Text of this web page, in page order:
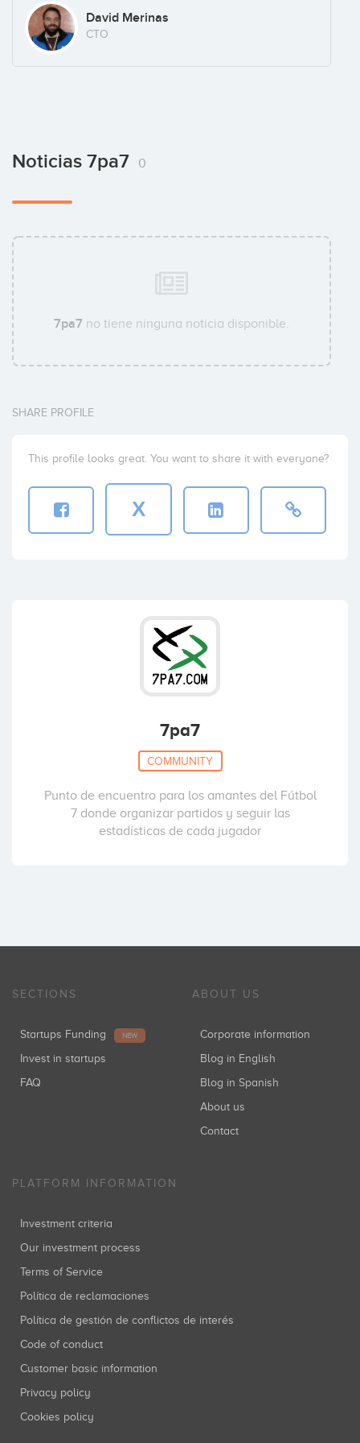
David Merinas
CTO
Noticias 7pa7 0
7pa7 no tiene ninguna noticia disponible.
SHARE PROFILE
This profile looks great. You want to share it with everyone?
X
7pa7
COMMUNITY
Punto de encuentro para los amantes del Fútbol
7 donde organizar partidos y seguir las
estadísticas de cada jugador
SECTIONS
Startups Funding NEW
Invest in startups
FAQ
ABOUT US
Corporate information
Blog in English
Blog in Spanish
About us
Contact
PLATFORM INFORMATION
Investment criteria
Our investment process
Terms of Service
Política de reclamaciones
Política de gestión de conflictos de interés
Code of conduct
Customer basic information
Privacy policy
Cookies policy